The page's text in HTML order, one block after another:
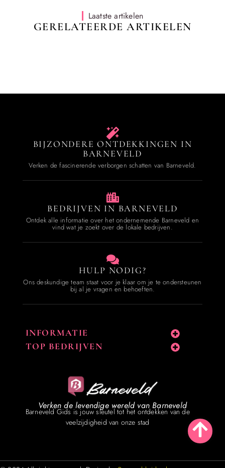
Laatste artikelen
GERELATEERDE ARTIKELEN
BIJZONDERE ONTDEKKINGEN IN
BARNEVELD
Verken de fascinerende verborgen schatten van Barneveld.
BEDRIJVEN IN BARNEVELD
Ontdek alle informatie over het ondernemende Barneveld en
vind wat je zoekt over de lokale bedrijven.
HULP NODIG?
Ons deskundige team staat voor je klaar om je te ondersteunen
bij al je vragen en behoeften.
INFORMATIE
TOP BEDRIJVEN
Verken de levendige wereld van Barneveld
Barneveld Gids is jouw sleutel tot het ontdekken van de
veelzijdigheid van onze stad